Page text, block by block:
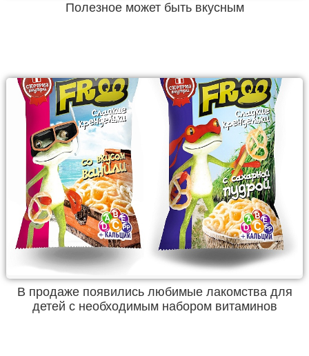
Полезное может быть вкусным
В продаже появились любимые лакомства для
детей c необходимым набором витаминов